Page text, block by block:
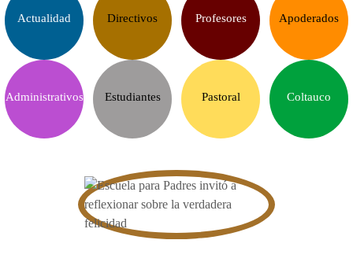
Actualidad Directivos Profesores Apoderados
Administrativos Estudiantes Pastoral Coltauco